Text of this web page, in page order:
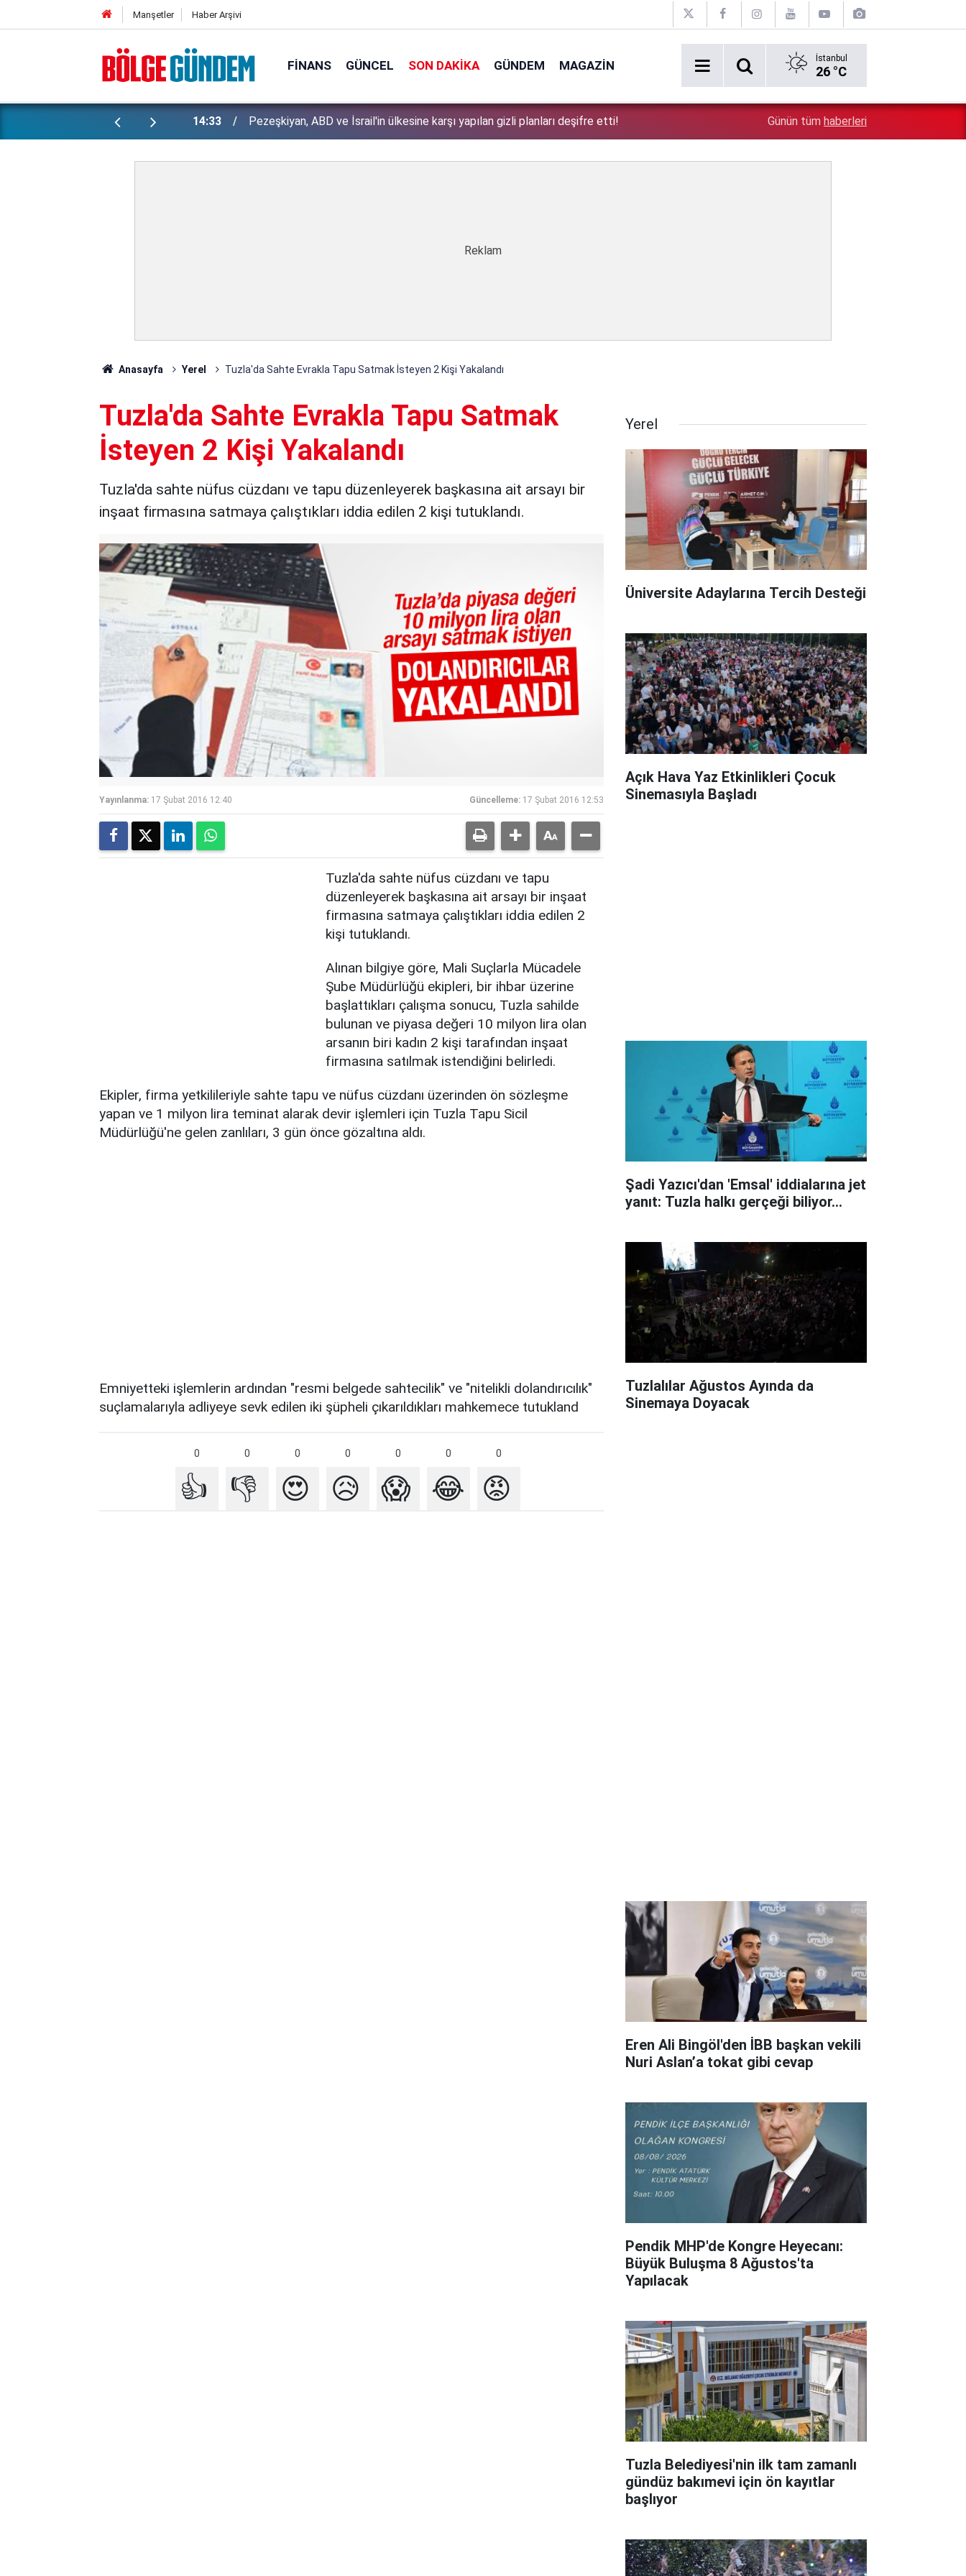
Manşetler Haber Arşivi
FINANS GÜNCEL SON DAKIKA GÜNDEM MAGAZIN İstanbul
26 °C
yapılan gizli planları deşifre etti! 13:29
Bakan Gürlek tek tek açıkladı: Çerçeve yasa'dan kimler faydalanamayacak?
İşte detaylar...
Özgür Özel'e şok! Yüzde 50 ile kazandıkları il, CHP'de
Günün tüm haberleri
Anasayfa Yerel Tuzla'da Sahte Evrakla Tapu Satmak İsteyen 2 Kişi Yakalandı
Tuzla'da Sahte Evrakla Tapu Satmak
İsteyen 2 Kişi Yakalandı
Tuzla'da sahte nüfus cüzdanı ve tapu düzenleyerek başkasına ait arsayı bir
inşaat firmasına satmaya çalıştıkları iddia edilen 2 kişi tutuklandı.
Yayınlanma: 17 Şubat 2016 12:40 Güncelleme: 17 Şubat 2016 12:53
Tuzla'da sahte nüfus cüzdanı ve tapu
düzenleyerek başkasına ait arsayı bir inşaat
firmasına satmaya çalıştıkları iddia edilen 2
kişi tutuklandı.
Alınan bilgiye göre, Mali Suçlarla Mücadele
Şube Müdürlüğü ekipleri, bir ihbar üzerine
başlattıkları çalışma sonucu, Tuzla sahilde
bulunan ve piyasa değeri 10 milyon lira olan
arsanın biri kadın 2 kişi tarafından inşaat
firmasına satılmak istendiğini belirledi.
Ekipler, firma yetkilileriyle sahte tapu ve nüfus cüzdanı üzerinden ön sözleşme
yapan ve 1 milyon lira teminat alarak devir işlemleri için Tuzla Tapu Sicil
Müdürlüğü'ne gelen zanlıları, 3 gün önce gözaltına aldı.
Emniyetteki işlemlerin ardından "resmi belgede sahtecilik" ve "nitelikli dolandırıcılık"
suçlamalarıyla adliyeye sevk edilen iki şüpheli çıkarıldıkları mahkemece tutukland
0 0 0 0 0 0 0
👍 👎 😍 😥 😱 😂 😡
Yerel
Üniversite Adaylarına Tercih Desteği
Açık Hava Yaz Etkinlikleri Çocuk
Sinemasıyla Başladı
Şadi Yazıcı'dan 'Emsal' iddialarına jet
yanıt: Tuzla halkı gerçeği biliyor...
Tuzlalılar Ağustos Ayında da
Sinemaya Doyacak
Eren Ali Bingöl'den İBB başkan vekili
Nuri Aslan’a tokat gibi cevap
Pendik MHP'de Kongre Heyecanı:
Büyük Buluşma 8 Ağustos'ta
Yapılacak
Tuzla Belediyesi'nin ilk tam zamanlı
gündüz bakımevi için ön kayıtlar
başlıyor